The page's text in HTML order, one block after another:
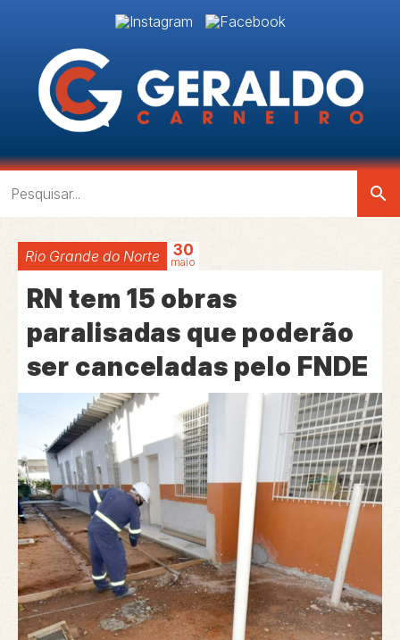
search
Rio Grande do Norte 30
maio
RN tem 15 obras
paralisadas que poderão
ser canceladas pelo FNDE